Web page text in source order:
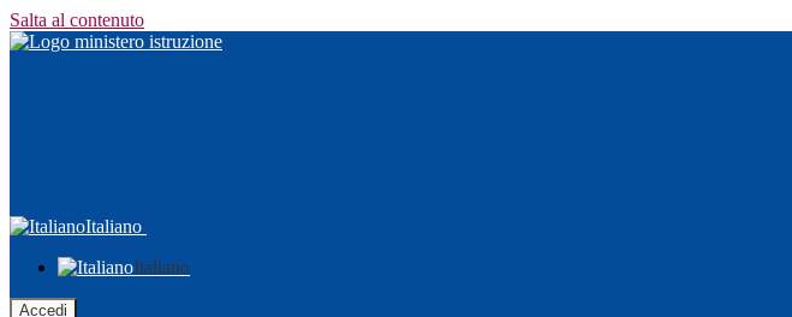
Salta al contenuto
Italiano
Italiano
Accedi